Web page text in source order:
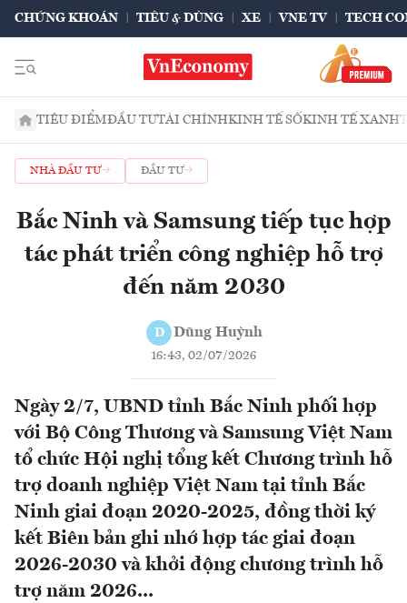
CHỨNG KHOÁN TIÊU & DÙNG XE VNE TV TECH
TIÊU ĐIỂMĐẦU TƯTÀI CHÍNHKINH TẾ SỐKINH TẾ XANH
NHÀ ĐẦU TƯ ĐẦU TƯ
Bắc Ninh và Samsung tiếp tục hợp
tác phát triển công nghiệp hỗ trợ
đến năm 2030
D Dũng Huỳnh
16:43, 02/07/2026
Ngày 2/7, UBND tỉnh Bắc Ninh phối hợp
với Bộ Công Thương và Samsung Việt Nam
tổ chức Hội nghị tổng kết Chương trình hỗ
trợ doanh nghiệp Việt Nam tại tỉnh Bắc
Ninh giai đoạn 2020-2025, đồng thời ký
kết Biên bản ghi nhớ hợp tác giai đoạn
2026-2030 và khởi động chương trình hỗ
trợ năm 2026...